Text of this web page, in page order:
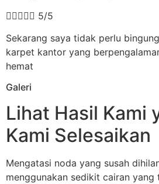
 5/5
Sekarang saya tidak perlu
karpet kantor yang
hemat
Galeri
Lihat Hasil Kami
Kami Selesaikan
Mengatasi noda yang susah
menggunakan sedikit cairan yang